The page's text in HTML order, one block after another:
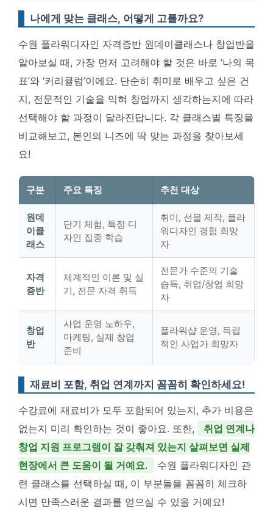
나에게 맞는 클래스, 어떻게 고를까요?
수원 플라워디자인 자격증반 원데이클래스나 창업반을
알아보실 때, 가장 먼저 고려해야 할 것은 바로 ‘나의 목
표’와 ‘커리큘럼’이에요. 단순히 취미로 배우고 싶은 건
지, 전문적인 기술을 익혀 창업까지 생각하는지에 따라
선택해야 할 과정이 달라진답니다. 각 클래스별 특징을
비교해보고, 본인의 니즈에 딱 맞는 과정을 찾아보세
요!
구분 주요 특징 추천 대상
원데
이클
래스
단기 체험, 특정 디
자인 집중 학습
취미, 선물 제작, 플라
워디자인 경험 희망
자
자격
증반
체계적인 이론 및 실
기, 전문 자격 취득
전문가 수준의 기술
습득, 취업/창업 희망
자
창업
반
사업 운영 노하우,
마케팅, 실제 창업
준비
플라워샵 운영, 독립
적인 사업가 희망자
재료비 포함, 취업 연계까지 꼼꼼히 확인하세요!
수강료에 재료비가 모두 포함되어 있는지, 추가 비용은
없는지 미리 확인하는 것이 좋아요. 또한,
취업 연계나
창업 지원 프로그램이 잘 갖춰져 있는지 살펴보면 실제
현장에서 큰 도움이 될 거예요.
수원 플라워디자인 관
련 클래스를 선택하실 때, 이 부분들을 꼼꼼히 체크하
시면 만족스러운 결과를 얻으실 수 있을 거예요!